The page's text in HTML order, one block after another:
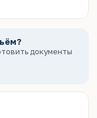
документы